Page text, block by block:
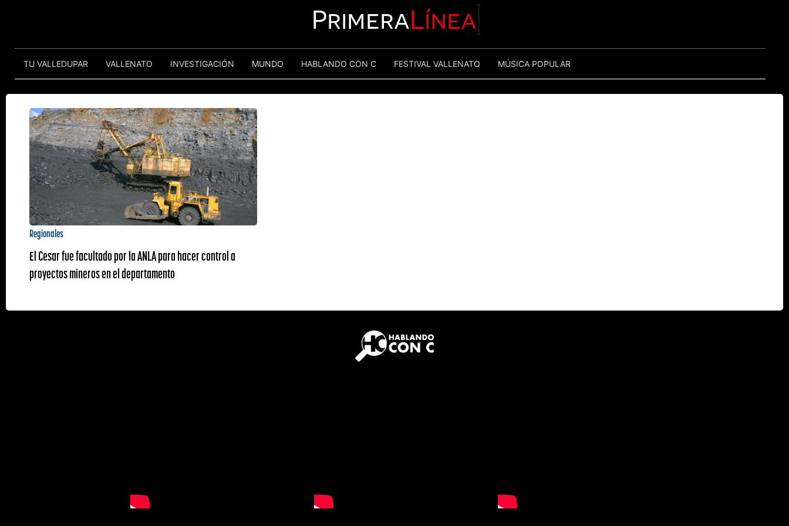
PrimeraLínea
TU VALLEDUPAR VALLENATO INVESTIGACIÓN MUNDO HABLANDO CON C FESTIVAL VALLENATO MÚSICA POPULAR
Regionales
El Cesar fue facultado por la ANLA para hacer control a
proyectos mineros en el departamento